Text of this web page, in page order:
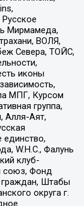
Мирмамеда,
ВОЛЯ,
Севера, ТОЙС,
иконы
МПГ, Курсом
группа,
Алля-Аят,
единство,
W.H.С., Фалунь
клуб-
союз, Фонд
Штабы
округа г.